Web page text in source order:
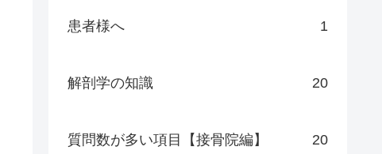
患者様へ 1
解剖学の知識 20
質問数が多い項目【接骨院編】 20